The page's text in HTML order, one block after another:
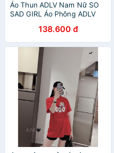
Áo Thun ADLV Nam Nữ SO
SAD GIRL Áo Phông ADLV
(M54-55)138.600 đ